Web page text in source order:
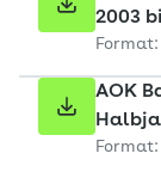
2003
Format:
AOK
Format: